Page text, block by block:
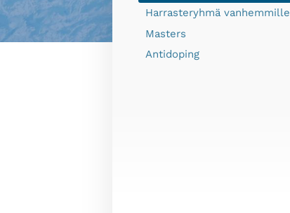
Harrasteryhmä vanhemmille
Masters
Antidoping